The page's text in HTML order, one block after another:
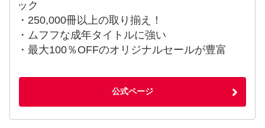
ック
・250,000冊以上の取り揃え！
・ムフフな成年タイトルに強い
・最大100％OFFのオリジナルセールが豊富
公式ページ